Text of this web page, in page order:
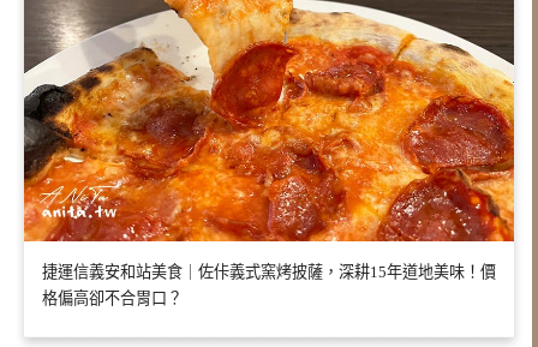
捷運信義安和站美食｜佐佧義式窯烤披薩，深耕15年道地美味！價
格偏高卻不合胃口？